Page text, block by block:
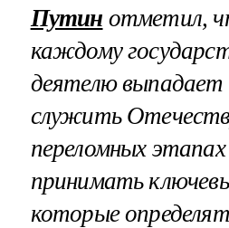
Путин отметил,
каждому
деятелю
служить
переломных
принимать
которые